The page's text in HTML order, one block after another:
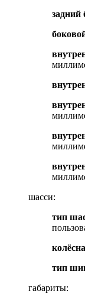
задний
шасси:
тип
тип
габариты: